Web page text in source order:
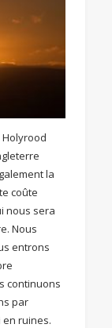
Holyrood
la
coûte
nous sera
Nous
entrons
continuons
par
en ruines.